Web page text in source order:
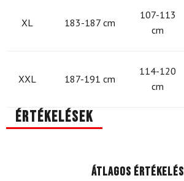
XL 183-187 cm
107-113
cm
XXL 187-191 cm
114-120
cm
Értékelések
Átlagos értékelés